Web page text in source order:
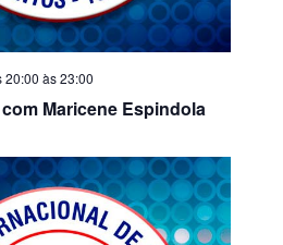
Maricene Espindola
20:00 às23:00